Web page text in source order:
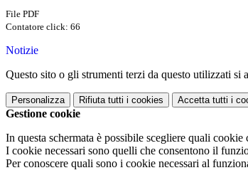
File PDF
Contatore click: 66
Notizie
Questo sito o gli strumenti terzi da questo utilizzati
Personalizza Rifiuta tutti i cookies Accetta tutti i
Gestione cookie
In questa schermata è possibile scegliere quali cookie
I cookie necessari sono quelli che consentono il
Per conoscere quali sono i cookie necessari al